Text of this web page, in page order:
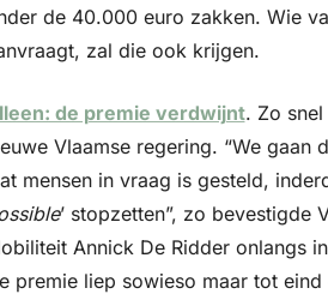
de 40.000 euro zakken. Wie
zal die ook krijgen.
de premie verdwijnt. Zo
Vlaamse regering. “We gaan
mensen in vraag is gesteld,
’ stopzetten”, zo bevestigde
Annick De Ridder onlangs
premie liep sowieso maar tot